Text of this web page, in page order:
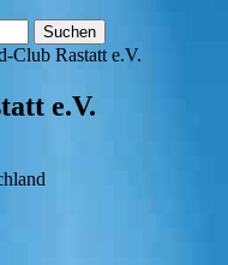
Club Rastatt e.V.
e.V.